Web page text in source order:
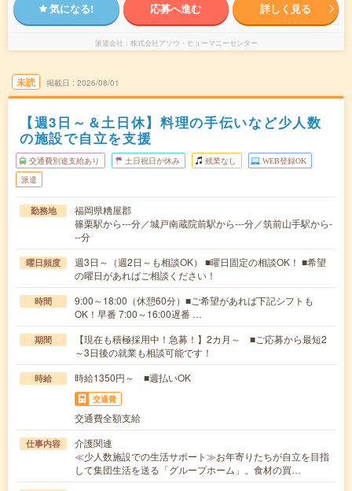
気になる! 応募へ進む 詳しく見る
派遣会社 株式会社アソウ・ヒューマニーセンター
未読 掲載日 2026/08/01
【週3日～＆土日休】料理の手伝いなど少人数
の施設で自立を支援
交通費別途支給あり 土日祝日が休み 残業なし WEB登録OK
派遣
勤務地
福岡県糟屋郡
篠栗駅から---分／城戸南蔵院前駅から---分／筑前山手駅から-
--分
曜日頻度
週3日～（週2日～も相談OK） ■曜日固定の相談OK！ ■希望
の曜日があればご相談ください！
時間
9:00～18:00（休憩60分）■ご希望があれば下記シフトも
OK！早番 7:00～16:00遅番 …
期間
【現在も積極採用中！急募！】2カ月～ ■ご応募から最短2
～3日後の就業も相談可能です！
時給 時給1350円～ ■週払いOK
交通費
交通費全額支給
仕事内容
介護関連
≪少人数施設での生活サポート≫お年寄りたちが自立を目指
して集団生活を送る「グループホーム」。食材の買…